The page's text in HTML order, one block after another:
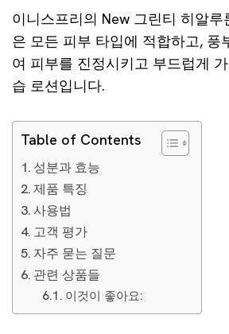
이니스프리의 New 그린티 히알루
은 모든 피부 타입에 적합하고, 풍
여 피부를 진정시키고 부드럽게
습 로션입니다.
Table of Contents
성분과 효능
제품 특징
사용법
고객 평가
자주 묻는 질문
관련 상품들
이것이 좋아요: